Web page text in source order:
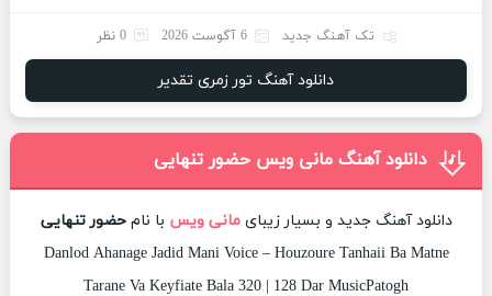
تک آهنگ جدید 6 آگوست 2026 0 نظر
دانلود آهنگ تور زمری تقدیر
دانلود آهنگ مانی ویس حضور تنهایی
دانلود آهنگ جدید و بسیار زیبایمانی ویس با نامحضور تنهایی
Danlod Ahanage Jadid Mani Voice – Houzoure Tanhaii Ba Matne
Tarane Va Keyfiate Bala 320 | 128 Dar MusicPatogh